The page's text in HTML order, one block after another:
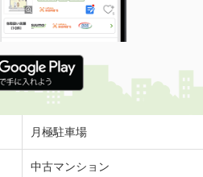
月極駐車場
中古マンション